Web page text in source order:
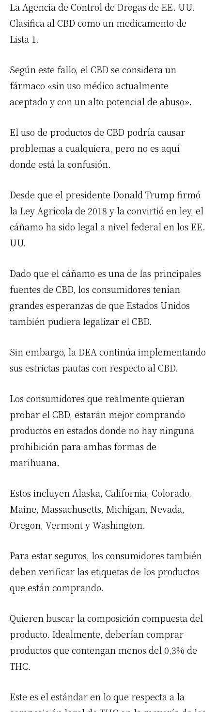
La Agencia de Control de Drogas de EE. UU.
Clasifica al CBD como un medicamento de
Lista 1.
Según este fallo, el CBD se considera un
fármaco «sin uso médico actualmente
aceptado y con un alto potencial de abuso».
El uso de productos de CBD podría causar
problemas a cualquiera, pero no es aquí
donde está la confusión.
Desde que el presidente Donald Trump firmó
la Ley Agrícola de 2018 y la convirtió en ley, el
cáñamo ha sido legal a nivel federal en los EE.
UU.
Dado que el cáñamo es una de las principales
fuentes de CBD, los consumidores tenían
grandes esperanzas de que Estados Unidos
también pudiera legalizar el CBD.
Sin embargo, la DEA continúa implementando
sus estrictas pautas con respecto al CBD.
Los consumidores que realmente quieran
probar el CBD, estarán mejor comprando
productos en estados donde no hay ninguna
prohibición para ambas formas de
marihuana.
Estos incluyen Alaska, California, Colorado,
Maine, Massachusetts, Michigan, Nevada,
Oregon, Vermont y Washington.
Para estar seguros, los consumidores también
deben verificar las etiquetas de los productos
que están comprando.
Quieren buscar la composición compuesta del
producto. Idealmente, deberían comprar
productos que contengan menos del 0,3% de
THC.
Este es el estándar en lo que respecta a la